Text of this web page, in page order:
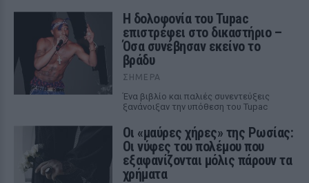
Η δολοφονία του Tupac
επιστρέφει στο δικαστήριο –
Όσα συνέβησαν εκείνο το
βράδυ
ΣΉΜΕΡΑ
Ένα βιβλίο και παλιές συνεντεύξεις
ξανάνοιξαν την υπόθεση του Tupac
Οι «μαύρες χήρες» της Ρωσίας:
Οι νύφες του πολέμου που
εξαφανίζονται μόλις πάρουν τα
χρήματα